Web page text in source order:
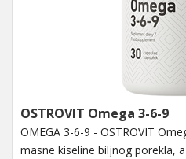
OSTROVIT Omega 3-6-9
OMEGA 3-6-9 - OSTROVIT
masne kiseline biljnog porekla,